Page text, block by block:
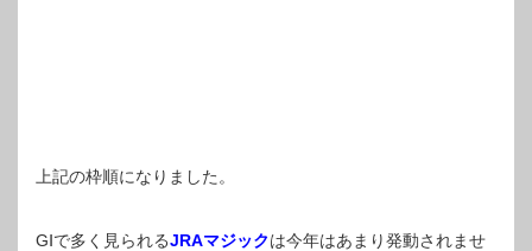
上記の枠順になりました。
GⅠで多く見られるJRAマジックは今年はあまり発動されませ